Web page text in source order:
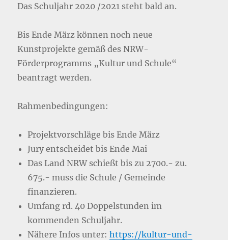
Das Schuljahr 2020 /2021 steht bald an.
Bis Ende März können noch neue
Kunstprojekte gemäß des NRW-
Förderprogramms „Kultur und Schule“
beantragt werden.
Rahmenbedingungen:
Projektvorschläge bis Ende März
Jury entscheidet bis Ende Mai
Das Land NRW schießt bis zu 2700.- zu.
675.- muss die Schule / Gemeinde
finanzieren.
Umfang rd. 40 Doppelstunden im
kommenden Schuljahr.
Nähere Infos unter:https://kultur-und-